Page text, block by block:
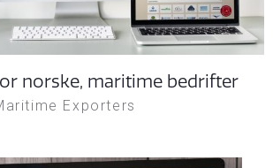
norske, maritime bedrifter
Exporters